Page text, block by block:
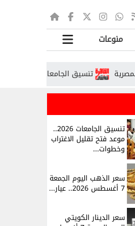
منوعات
تنسيق الجامعات الحكومية 2026.. رابط تسجيل الرغبات ومواعيد المراحل
تنسيق الجامعات 2026..
موعد فتح تقليل الاغتراب
وخطوات...
سعر الذهب اليوم الجمعة
7 أغسطس 2026.. عيار...
سعر الدينار الكويتي